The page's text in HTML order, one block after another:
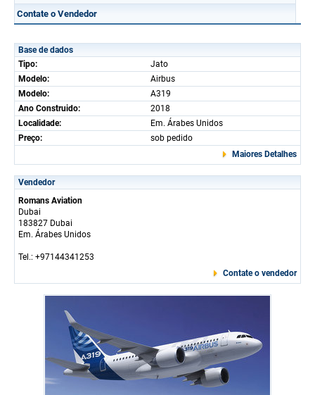
Contate o Vendedor
Base de dados
Tipo:
Jato
Modelo:
Airbus
Modelo:
A319
Ano Construido:
2018
Localidade:
Em. Árabes Unidos
Preço:
sob pedido
Maiores Detalhes
Vendedor
Romans Aviation
Dubai
183827 Dubai
Em. Árabes Unidos
Tel.: +97144341253
Contate o vendedor